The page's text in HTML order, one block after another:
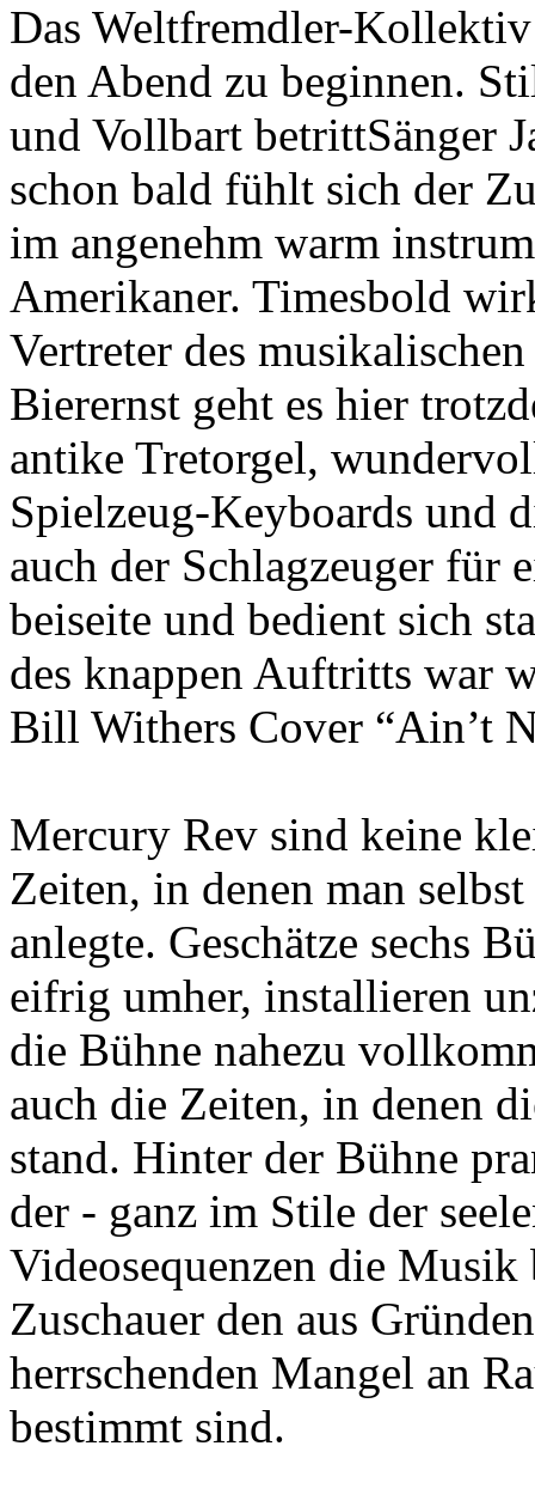
Das Weltfremdler-
den Abend zu beginnen.
und Vollbart betrittSänger
schon bald fühlt sich der
im angenehm warm
Amerikaner. Timesbold
Vertreter des
Bierernst geht es hier
antike Tretorgel,
Spielzeug-Keyboards und
auch der Schlagzeuger für
beiseite und bedient sich
des knappen Auftritts war
Bill Withers Cover “Ain’t
Mercury Rev sind keine
Zeiten, in denen man
anlegte. Geschätze sechs
eifrig umher, installieren
die Bühne nahezu
auch die Zeiten, in denen
stand. Hinter der Bühne
der - ganz im Stile der
Videosequenzen die
Zuschauer den aus
herrschenden Mangel an
bestimmt sind.